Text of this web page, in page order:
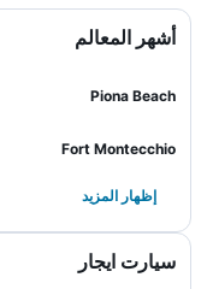
أشهر المعالم
Piona Beach
Fort Montecchio
إظهار المزيد
سيارت ايجار